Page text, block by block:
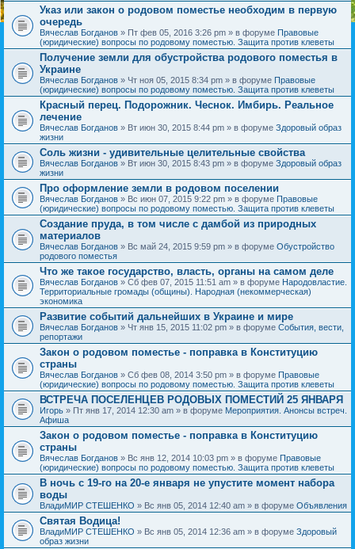
Указ или закон о родовом поместье необходим в первую
очередь
Вячеслав Богданов » Пт фев 05, 2016 3:26 pm » в форуме Правовые
(юридические) вопросы по родовому поместью. Защита против клеветы
Получение земли для обустройства родового поместья в
Украине
Вячеслав Богданов » Чт ноя 05, 2015 8:34 pm » в форуме Правовые
(юридические) вопросы по родовому поместью. Защита против клеветы
Красный перец. Подорожник. Чеснок. Имбирь. Реальное
лечение
Вячеслав Богданов » Вт июн 30, 2015 8:44 pm » в форуме Здоровый образ
жизни
Соль жизни - удивительные целительные свойства
Вячеслав Богданов » Вт июн 30, 2015 8:43 pm » в форуме Здоровый образ
жизни
Про оформление земли в родовом поселении
Вячеслав Богданов » Вс июн 07, 2015 9:22 pm » в форуме Правовые
(юридические) вопросы по родовому поместью. Защита против клеветы
Создание пруда, в том числе с дамбой из природных
материалов
Вячеслав Богданов » Вс май 24, 2015 9:59 pm » в форуме Обустройство
родового поместья
Что же такое государство, власть, органы на самом деле
Вячеслав Богданов » Сб фев 07, 2015 11:51 am » в форуме Народовластие.
Территориальные громады (общины). Народная (некоммерческая)
экономика
Развитие событий дальнейших в Украине и мире
Вячеслав Богданов » Чт янв 15, 2015 11:02 pm » в форуме События, вести,
репортажи
Закон о родовом поместье - поправка в Конституцию
страны
Вячеслав Богданов » Сб фев 08, 2014 3:50 pm » в форуме Правовые
(юридические) вопросы по родовому поместью. Защита против клеветы
ВСТРЕЧА ПОСЕЛЕНЦЕВ РОДОВЫХ ПОМЕСТИЙ 25 ЯНВАРЯ
Игорь » Пт янв 17, 2014 12:30 am » в форуме Мероприятия. Анонсы встреч.
Афиша
Закон о родовом поместье - поправка в Конституцию
страны
Вячеслав Богданов » Вс янв 12, 2014 10:03 pm » в форуме Правовые
(юридические) вопросы по родовому поместью. Защита против клеветы
В ночь с 19-го на 20-е января не упустите момент набора
воды
ВладиМИР СТЕШЕНКО » Вс янв 05, 2014 12:40 am » в форуме Объявления
Святая Водица!
ВладиМИР СТЕШЕНКО » Вс янв 05, 2014 12:36 am » в форуме Здоровый
образ жизни